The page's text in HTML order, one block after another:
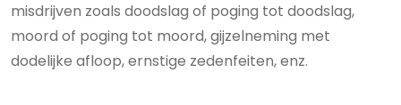
misdrijven zoals doodslag of poging tot doodslag,
moord of poging tot moord, gijzelneming met
dodelijke afloop, ernstige zedenfeiten, enz.